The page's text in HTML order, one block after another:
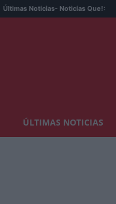
Últimas Noticias- Noticias Que!:
ÚLTIMAS NOTICIAS